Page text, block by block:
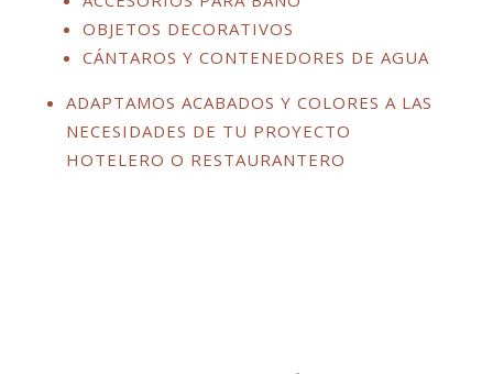
OBJETOS DECORATIVOS
CÁNTAROS Y CONTENEDORES DE AGUA
ADAPTAMOS ACABADOS Y COLORES A LAS
NECESIDADES DE TU PROYECTO
HOTELERO O RESTAURANTERO